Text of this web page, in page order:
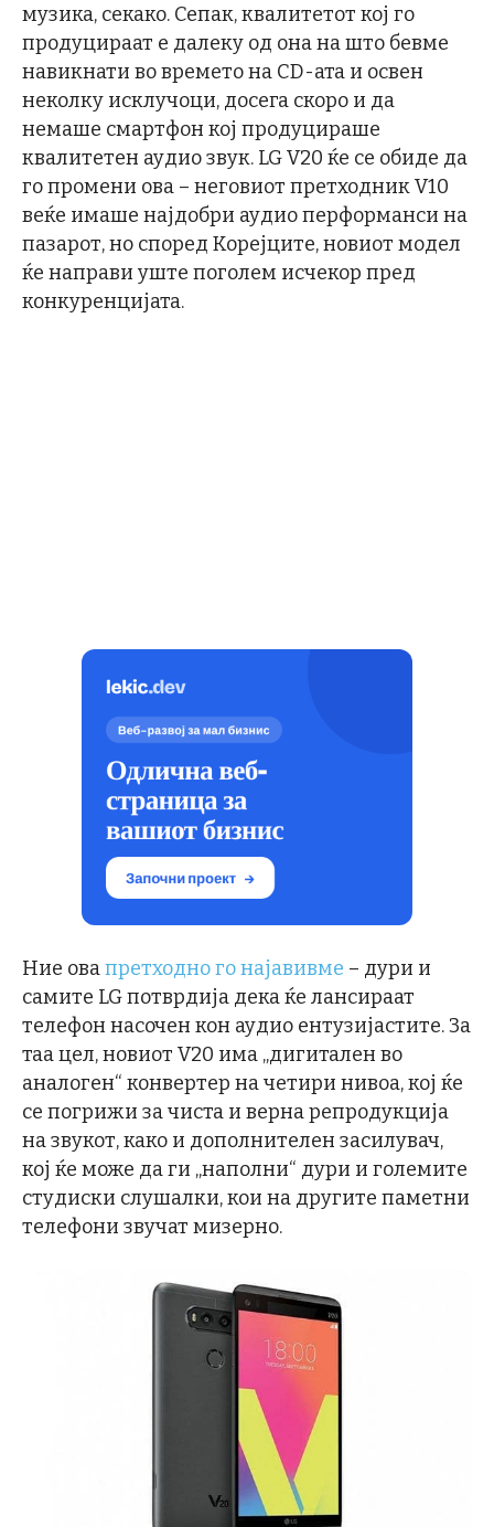
музика, секако. Сепак, квалитетот кој го
продуцираат е далеку од она на што бевме
навикнати во времето на CD-ата и освен
неколку исклучоци, досега скоро и да
немаше смартфон кој продуцираше
квалитетен аудио звук. LG V20 ќе се обиде да
го промени ова – неговиот претходник V10
веќе имаше најдобри аудио перформанси на
пазарот, но според Корејците, новиот модел
ќе направи уште поголем исчекор пред
конкуренцијата.
Ние овапретходно го најавивме – дури и
самите LG потврдија дека ќе лансираат
телефон насочен кон аудио ентузијастите. За
таа цел, новиот V20 има „дигитален во
аналоген“ конвертер на четири нивоа, кој ќе
се погрижи за чиста и верна репродукција
на звукот, како и дополнителен засилувач,
кој ќе може да ги „наполни“ дури и големите
студиски слушалки, кои на другите паметни
телефони звучат мизерно.